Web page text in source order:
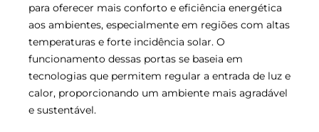
para oferecer mais conforto e eficiência energética
aos ambientes, especialmente em regiões com altas
temperaturas e forte incidência solar. O
funcionamento dessas portas se baseia em
tecnologias que permitem regular a entrada de luz e
calor, proporcionando um ambiente mais agradável
e sustentável.